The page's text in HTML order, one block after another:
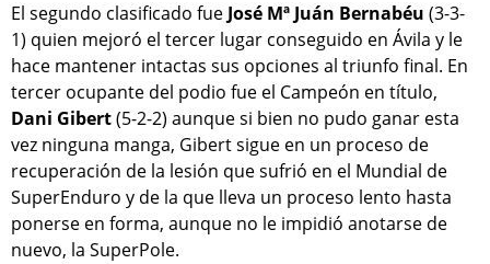
El segundo clasificado fue José Mª Juán Bernabéu (3-3-
1) quien mejoró el tercer lugar conseguido en Ávila y le
hace mantener intactas sus opciones al triunfo final. En
tercer ocupante del podio fue el Campeón en título,
Dani Gibert(5-2-2) aunque si bien no pudo ganar esta
vez ninguna manga, Gibert sigue en un proceso de
recuperación de la lesión que sufrió en el Mundial de
SuperEnduro y de la que lleva un proceso lento hasta
ponerse en forma, aunque no le impidió anotarse de
nuevo, la SuperPole.